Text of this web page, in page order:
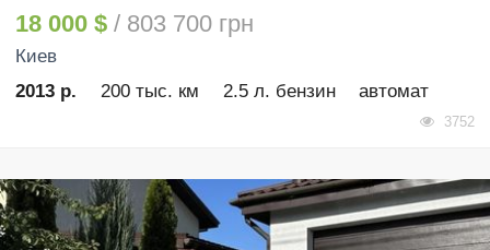
18 000 $ / 803 700 грн
Киев
2013 р.
200 тыс. км 2.5 л. бензин автомат
3752